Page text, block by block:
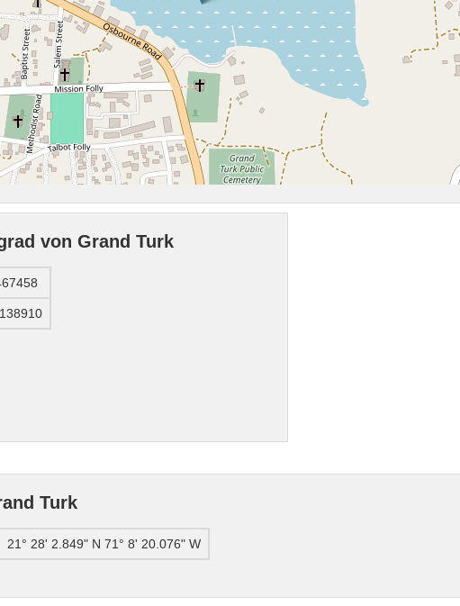
von Grand Turk
Turk
21° 28' 2.849" N 71° 8' 20.076" W